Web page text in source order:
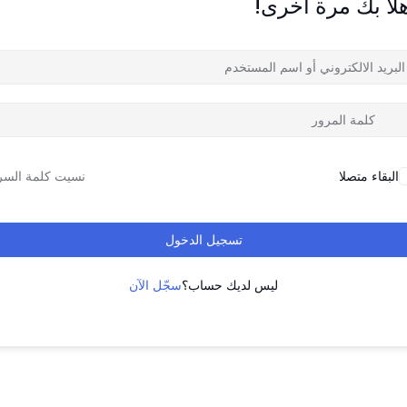
بك مرة أخرى!
البقاء متصلا نسيت كلمة
تسجيل الدخول
ليس لديك حساب؟سجّل الآن